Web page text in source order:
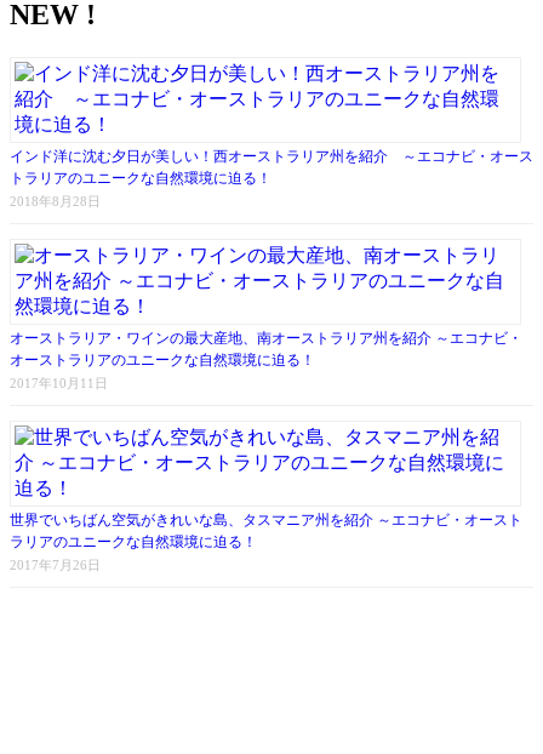
NEW !
インド洋に沈む夕日が美しい！西オーストラリア州を紹介 ～エコナビ・オース
トラリアのユニークな自然環境に迫る！
2018年8月28日
オーストラリア・ワインの最大産地、南オーストラリア州を紹介 ～エコナビ・
オーストラリアのユニークな自然環境に迫る！
2017年10月11日
世界でいちばん空気がきれいな島、タスマニア州を紹介 ～エコナビ・オースト
ラリアのユニークな自然環境に迫る！
2017年7月26日